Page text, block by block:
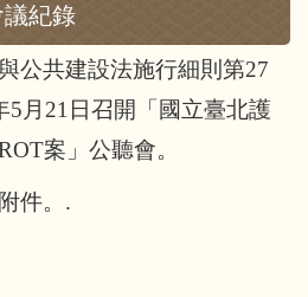
紀錄
公共建設法施行細則第27
5月21日召開「國立臺北護
案」公聽會。
件。.